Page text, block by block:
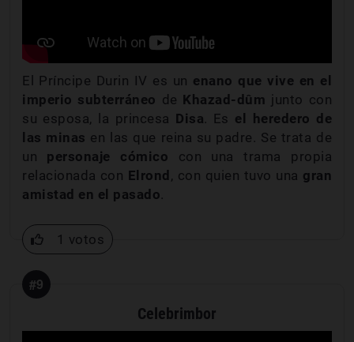
El Príncipe Durin IV es un enano que vive en el
imperio subterráneo de Khazad-dûm junto con
su esposa, la princesa Disa . Es el heredero de
las minas en las que reina su padre. Se trata de
un personaje cómico con una trama propia
relacionada con Elrond , con quien tuvo una gran
amistad en el pasado
1 votos
#9
Celebrimbor